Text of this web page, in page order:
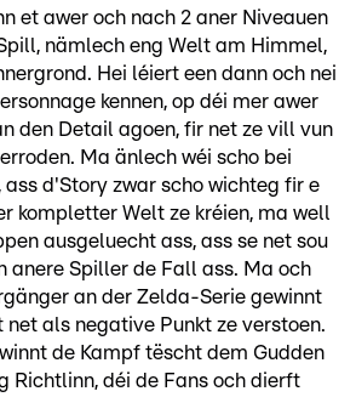
et awer och nach 2 aner Niveauen
nämlech eng Welt am Himmel,
Hei léiert een dann och nei
kennen, op déi mer awer
den Detail agoen, fir net ze vill vun
Ma änlech wéi scho bei
ass d'Story zwar scho wichteg fir e
kompletter Welt ze kréien, ma well
ausgeluecht ass, ass se net sou
anere Spiller de Fall ass. Ma och
an der Zelda-Serie gewinnt
net als negative Punkt ze verstoen.
de Kampf tëscht dem Gudden
Richtlinn, déi de Fans och dierft